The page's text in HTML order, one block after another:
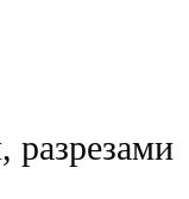
разрезами